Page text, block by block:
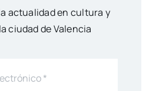
actua­li­dad en cul­tu­ra y
ciu­dad de Valen­cia